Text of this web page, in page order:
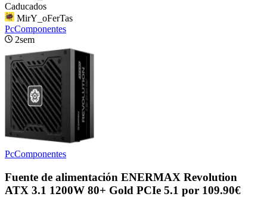
Caducados
MirY_oFerTas
PcComponentes
2sem
PcComponentes
Fuente de alimentación ENERMAX Revolution
ATX 3.1 1200W 80+ Gold PCIe 5.1 por 109.90€